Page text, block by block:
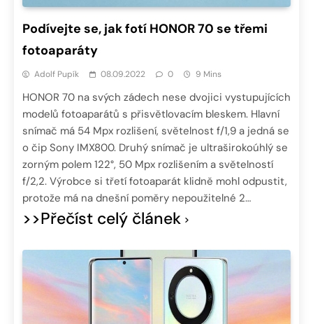
Podívejte se, jak fotí HONOR 70 se třemi
fotoaparáty
Adolf Pupík 08.09.2022 0 9 Mins
HONOR 70 na svých zádech nese dvojici vystupujících
modelů fotoaparátů s přisvětlovacím bleskem. Hlavní
snímač má 54 Mpx rozlišení, světelnost f/1,9 a jedná se
o čip Sony IMX800. Druhý snímač je ultraširokoúhlý se
zorným polem 122°, 50 Mpx rozlišením a světelností
f/2,2. Výrobce si třetí fotoaparát klidně mohl odpustit,
protože má na dnešní poměry nepoužitelné 2…
>>Přečíst celý článek